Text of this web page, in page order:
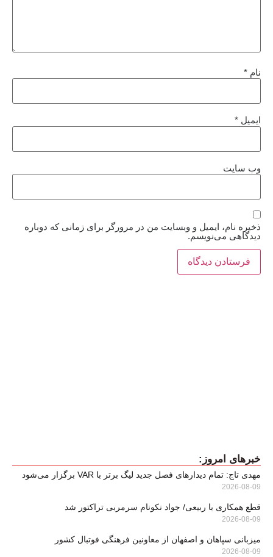
نام *
ایمیل *
وب‌ سایت
ذخیره نام، ایمیل و وبسایت من در مرورگر برای زمانی که دوباره
دیدگاهی می‌نویسم.
خبرهای امروز:
مهدی تاج: تمام دیدارهای فصل جدید لیگ برتر با VAR برگزار می‌شود
2026-08-09
قطع همکاری با ربیعی/ جواد نکونام سرمربی تراکتور شد
2026-08-09
میزبانی سپاهان و اصفهان از معاونین فرهنگی فوتبال کشور
2026-08-09